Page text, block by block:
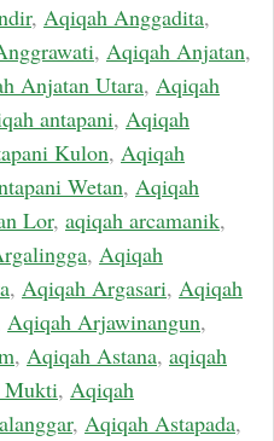
, Aqiqah Anggadita,
, Aqiqah Anjatan,
Anjatan Utara, Aqiqah
antapani, Aqiqah
Kulon, Aqiqah
Wetan, Aqiqah
Lor, aqiqah arcamanik,
, Aqiqah
, Aqiqah Argasari, Aqiqah
Aqiqah Arjawinangun,
, Aqiqah Astana, aqiqah
Mukti, Aqiqah
, Aqiqah Astapada,